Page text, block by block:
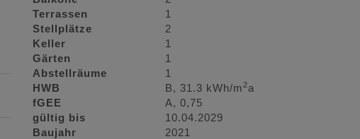
Terrassen
1
Stellplätze
2
Keller
1
Gärten
1
Abstellräume
1
HWB
B, 31.3 kWh/m2a
fGEE
A, 0,75
gültig bis
10.04.2029
Baujahr
2021